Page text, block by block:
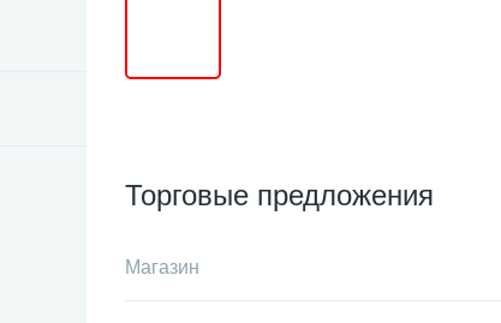
Торговые предложения
Магазин